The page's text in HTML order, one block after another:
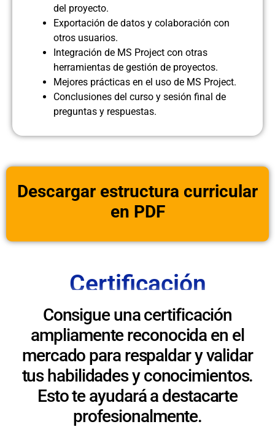
del proyecto.
Exportación de datos y colaboración con
otros usuarios.
Integración de MS Project con otras
herramientas de gestión de proyectos.
Mejores prácticas en el uso de MS Project.
Conclusiones del curso y sesión final de
preguntas y respuestas.
Descargar estructura curricular
en PDF
Certificación
Consigue una certificación
ampliamente reconocida en el
mercado para respaldar y validar
tus habilidades y conocimientos.
Esto te ayudará a destacarte
profesionalmente.